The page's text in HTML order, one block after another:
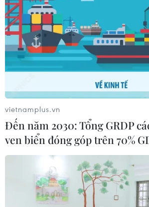
vietnamplus.vn
Đến năm 2030: Tổng GRDP
ven biển đóng góp trên 70%